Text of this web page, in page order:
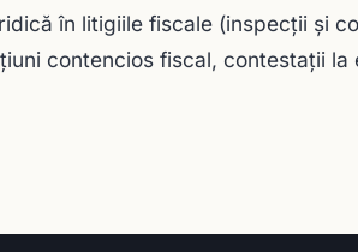
în litigiile fiscale (inspecţii şi
contencios fiscal, contestaţii